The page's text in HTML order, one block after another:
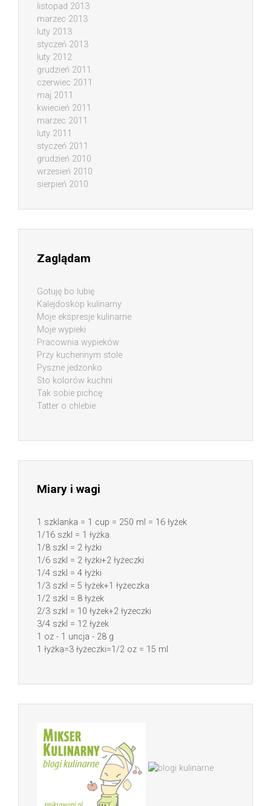
listopad 2013
marzec 2013
luty 2013
styczeń 2013
luty 2012
grudzień 2011
czerwiec 2011
maj 2011
kwiecień 2011
marzec 2011
luty 2011
styczeń 2011
grudzień 2010
wrzesień 2010
sierpień 2010
Zaglądam
Gotuję bo lubię
Kalejdoskop kulinarny
Moje ekspresje kulinarne
Moje wypieki
Pracownia wypieków
Przy kuchennym stole
Pyszne jedzonko
Sto kolorów kuchni
Tak sobie pichcę
Tatter o chlebie
Miary i wagi
1 szklanka = 1 cup = 250 ml = 16 łyżek
1/16 szkl = 1 łyżka
1/8 szkl = 2 łyżki
1/6 szkl = 2 łyżki+2 łyżeczki
1/4 szkl = 4 łyżki
1/3 szkl = 5 łyżek+1 łyżeczka
1/2 szkl = 8 łyżek
2/3 szkl = 10 łyżek+2 łyżeczki
3/4 szkl = 12 łyżek
1 oz - 1 uncja - 28 g
1 łyżka=3 łyżeczki=1/2 oz = 15 ml